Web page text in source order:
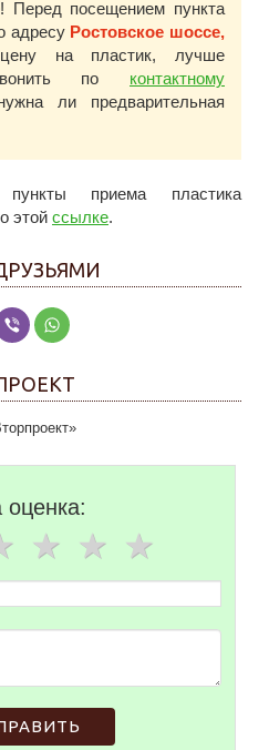
Перед посещением пункта
адресу Ростовское шоссе,
на пластик, лучше
по контактному
ли предварительная
приема пластика
этой ссылке.